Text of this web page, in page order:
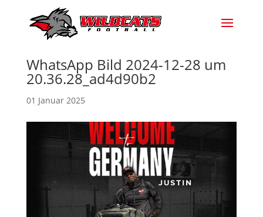
WhatsApp Bild 2024-12-28 um
20.36.28_ad4d90b2
01 Januar 2025